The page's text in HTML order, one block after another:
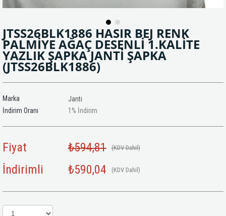
JTSS26BLK1886 HASIR BEJ RENK
PALMİYE AĞAÇ DESENLİ 1.KALİTE
YAZLIK ŞAPKA JANTİ ŞAPKA
(JTSS26BLK1886)
Marka
Janti
İndirim Oranı
%
1 İndirim
Fiyat ₺594,81 (KDV Dahil)
İndirimli ₺590,04 (KDV Dahil)